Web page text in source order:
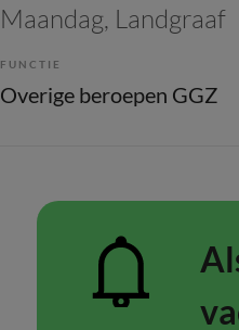
Maandag, Landgraaf
FUNCTIE
Overige beroepen GGZ